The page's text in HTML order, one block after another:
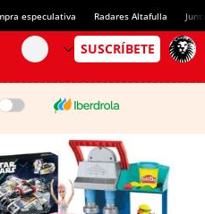
especulativa Radares Altafulla